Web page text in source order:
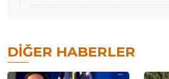
DIĞER HABERLER